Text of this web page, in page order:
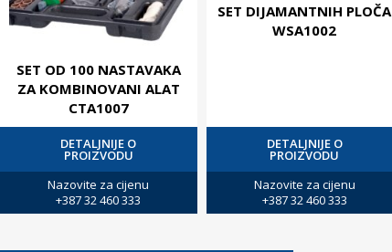
SET OD 100 NASTAVAKA
ZA KOMBINOVANI ALAT
CTA1007
DETALJNIJE O
PROIZVODU
Nazovite za cijenu
+387 32 460 333
SET DIJAMANTNIH PLOČA
WSA1002
DETALJNIJE O
PROIZVODU
Nazovite za cijenu
+387 32 460 333